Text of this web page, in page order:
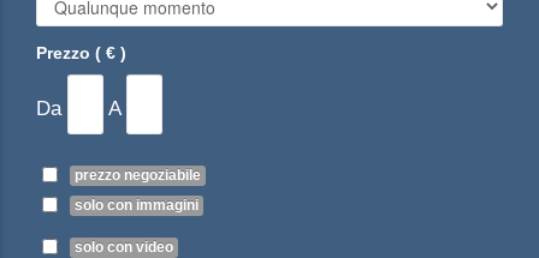
Prezzo ( € )
Da A
prezzo negoziabile
solo con immagini
solo con video